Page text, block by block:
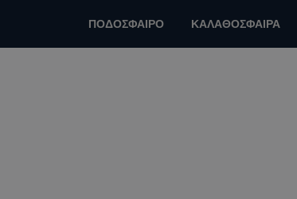
ΠΟΔΟΣΦΑΙΡΟ ΚΑΛΑΘΟΣΦΑΙΡΑ